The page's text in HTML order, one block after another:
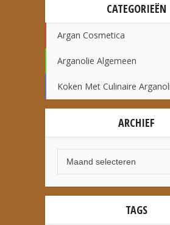
CATEGORIEËN
Argan Cosmetica
Arganolie Algemeen
Koken Met Culinaire
ARCHIEF
TAGS